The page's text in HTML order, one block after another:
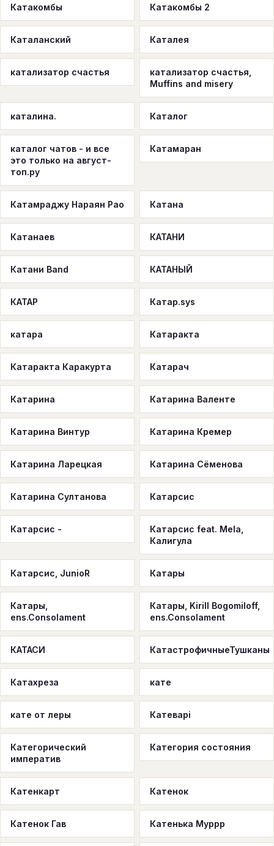
Катакомбы Катакомбы 2
Каталанский Каталея
катализатор счастья
катализатор счастья,
Muffins and misery
каталина. Каталог
каталог чатов - и все
это только на август-
топ.ру
Катамаран
Катамраджу Нараян Рао Катана
Катанаев КАТАНИ
Катани Band КАТАНЫЙ
КАТАР Катар.sys
катара Катаракта
Катаракта Каракурта Катарач
Катарина Катарина Валенте
Катарина Винтур Катарина Кремер
Катарина Ларецкая Катарина Сёменова
Катарина Султанова Катарсис
Катарсис -
Катарсис feat. Mela,
Калигула
Катарсис, JunioR Катары
Катары,
ens.Consolament
Катары, Kirill Bogomiloff,
ens.Consolament
КАТАСИ КатастрофичныеТушканы
Катахреза кате
кате от леры Катеварі
Категорический
императив
Категория состояния
Катенкарт Катенок
Катенок Гав Катенька Муррр